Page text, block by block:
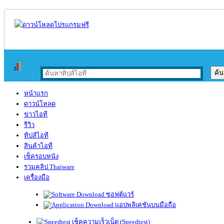
หน้าแรก
ดาวน์โหลด
ข่าวไอที
รีวิว
ทิปส์ไอที
สินค้าไอที
เช็ครอบหนัง
รวมคลิป Thaiware
เครื่องมือ
ซอฟต์แวร์
แอปพลิเคชันบนมือถือ
เช็คความเร็วเน็ต (Speedtest)